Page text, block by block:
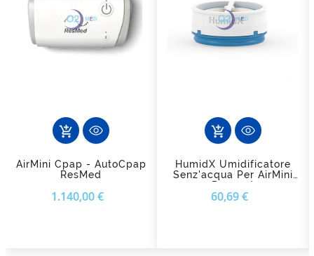
add_shopping_cart
AirMini Cpap - AutoCpap
ResMed
1.140,00 €
add_shopping_cart
HumidX Umidificatore
Senz'acqua Per AirMini
Resmed
60,69 €